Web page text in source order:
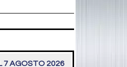
7 AGOSTO 2026